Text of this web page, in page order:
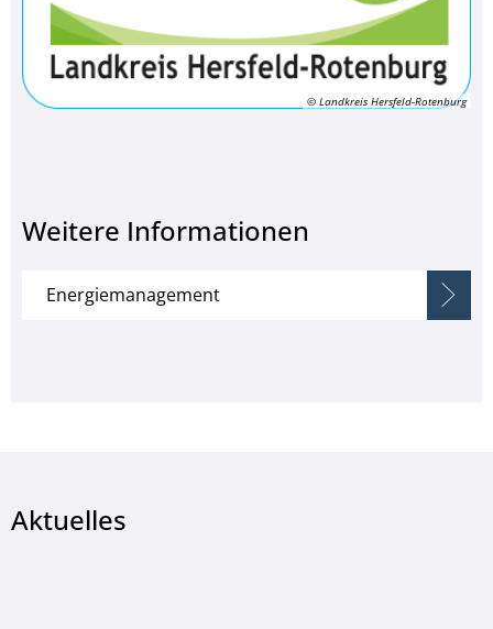
© Landkreis Hersfeld-Rotenburg
Weitere Informationen
Energiemanagement
Aktuelles